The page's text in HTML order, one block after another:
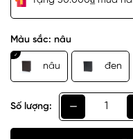
Màu sắc: nâu
nâu đen
Số lượng: